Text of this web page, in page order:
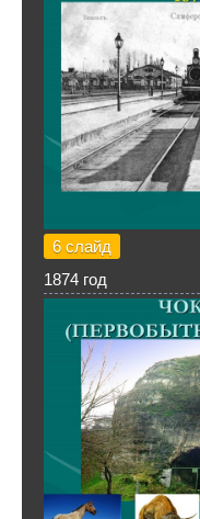
6 слайд
1874 год